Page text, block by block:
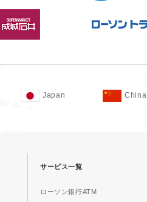
Japan China
サービス一覧
ローソン銀行ATM